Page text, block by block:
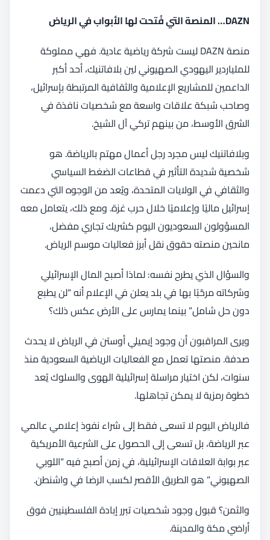
DAZN… المنصة التي فُتحت لها الأبواب في الرياض
منصة DAZN ليست شركة رياضية عادية. فهي مملوكة
للملياردير اليهودي الصهيوني لين بلافاتنيك، أحد أكبر
الداعمين للمشاريع الإعلامية والثقافية المرتبطة بإسرائيل،
وصاحب شبكة علاقات واسعة مع شخصيات نافذة في
الشرق الأوسط، من بينهم تركي آل الشيخ.
وبلافاتنيك ليس مجرد رجل أعمال مهتم بالرياضة. هو
شخصية شديدة التأثير في قطاعات الضغط السياسي
والثقافي في الولايات المتحدة، ويُعد من الوجوه التي دعمت
إسرائيل ماليًا وإعلاميًا خلال حرب غزة. ومع ذلك، يتعامل معه
المسؤولون السعوديون اليوم كشريك تجاري مفضل،
مانحين منصته حقوق نقل أبرز فعاليات موسم الرياض.
والسؤال الذي يطرح نفسه: لماذا أصبح المال الإسرائيلي
وشركاته مرحّبًا بها في بلد يعلن في الإعلام أنه “لن يطبع
دون حل شامل” بينما يمارس على الأرض عكس ذلك؟
ويرى المراقبون أن وجود إيميلي أوستن في الرياض لا يحدث
صدفة. منصتها تعمل مع الفعاليات الرياضية السعودية منذ
سنوات، لكن اختيار مراسلة إسرائيلية الهوى والسلوك يُعد
خطوة رمزية لا يمكن تجاهلها.
فالرياض اليوم لا تسعى فقط إلى شراء نفوذ إعلامي عالمي
عبر الرياضة، بل تسعى إلى الحصول على الشرعية الأمريكية
عبر بوابة العلاقات الإسرائيلية، في زمن أصبح فيه “اللوبي
الصهيوني” هو الطريق الأقصر لكسب الرضا في واشنطن.
والثمن؟ قبول وجود شخصيات تبرر إبادة الفلسطينيين فوق
أراضي مكة والمدينة.